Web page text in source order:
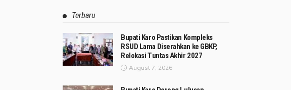
Terbaru
Bupati Karo Pastikan Kompleks
RSUD Lama Diserahkan ke GBKP,
Relokasi Tuntas Akhir 2027
August 7, 2026